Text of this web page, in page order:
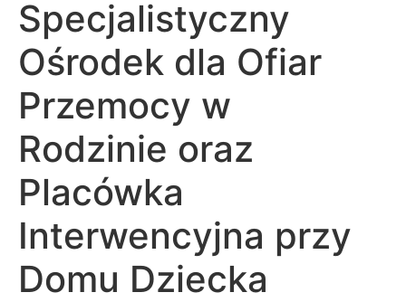
Specjalistyczny
Ośrodek dla Ofiar
Przemocy w
Rodzinie oraz
Placówka
Interwencyjna przy
Domu Dziecka